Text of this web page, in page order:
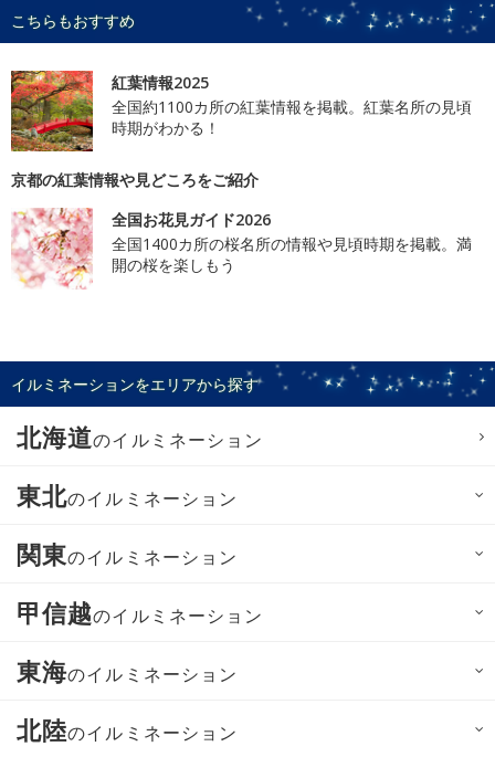
こちらもおすすめ
紅葉情報2025
全国約1100カ所の紅葉情報を掲載。紅葉名所の見頃
時期がわかる！
京都の紅葉情報や見どころをご紹介
全国お花見ガイド2026
全国1400カ所の桜名所の情報や見頃時期を掲載。満
開の桜を楽しもう
イルミネーションをエリアから探す
北海道のイルミネーション
東北のイルミネーション
関東のイルミネーション
甲信越のイルミネーション
東海のイルミネーション
北陸のイルミネーション